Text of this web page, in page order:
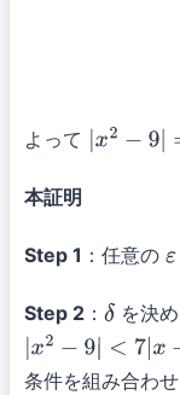
よって x2 −9 = x
本証明
Step 1 ：任意の ε
Step 2 ： δを決め
x2 −9 < |x −3 |
条件を組み合わ